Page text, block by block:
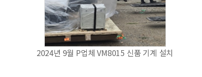
2024년 9월 P업체 VM8015 신품 기계 설치